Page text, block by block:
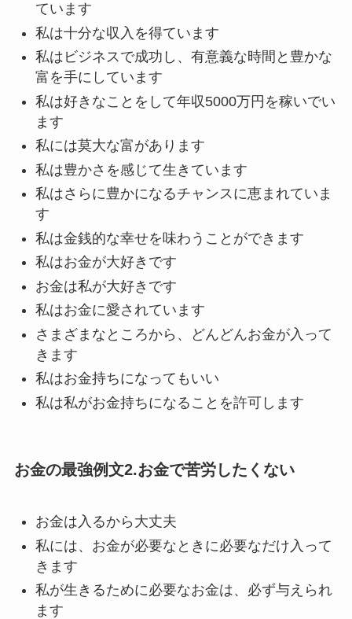
ています
私は十分な収入を得ています
私はビジネスで成功し、有意義な時間と豊かな
富を手にしています
私は好きなことをして年収5000万円を稼いでい
ます
私には莫大な富があります
私は豊かさを感じて生きています
私はさらに豊かになるチャンスに恵まれていま
す
私は金銭的な幸せを味わうことができます
私はお金が大好きです
お金は私が大好きです
私はお金に愛されています
さまざまなところから、どんどんお金が入って
きます
私はお金持ちになってもいい
私は私がお金持ちになることを許可します
お金の最強例文2.お金で苦労したくない
お金は入るから大丈夫
私には、お金が必要なときに必要なだけ入って
きます
私が生きるために必要なお金は、必ず与えられ
ます